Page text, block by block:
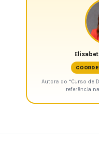
Autora do “Curso de
referência